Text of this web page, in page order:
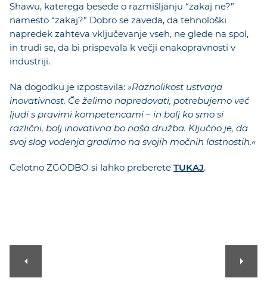
Shawu, katerega besede o razmišljanju “zakaj ne?”
namesto “zakaj?” Dobro se zaveda, da tehnološki
napredek zahteva vključevanje vseh, ne glede na spol,
in trudi se, da bi prispevala k večji enakopravnosti v
industriji.
Na dogodku je izpostavila: »Raznolikost ustvarja
inovativnost. Če želimo napredovati, potrebujemo več
ljudi s pravimi kompetencami – in bolj ko smo si
različni, bolj inovativna bo naša družba. Ključno je, da
svoj slog vodenja gradimo na svojih močnih lastnostih.«
Celotno ZGODBO si lahko preberete TUKAJ.